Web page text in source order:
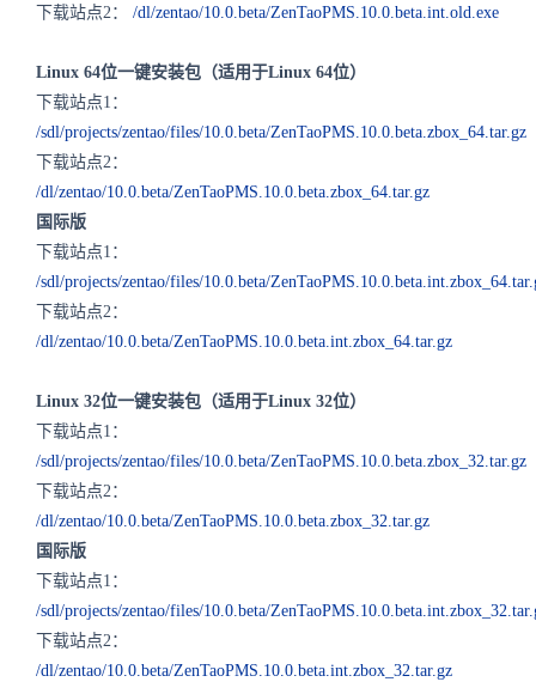
下载站点2： /dl/zentao/10.0.beta/ZenTaoPMS.10.0.beta.int.old.exe
Linux 64位一键安装包（适用于Linux 64位）
下载站点1：
/sdl/projects/zentao/files/10.0.beta/ZenTaoPMS.10.0.beta.zbox_64.tar.gz
下载站点2：
/dl/zentao/10.0.beta/ZenTaoPMS.10.0.beta.zbox_64.tar.gz
国际版
下载站点1：
/sdl/projects/zentao/files/10.0.beta/
下载站点2：
/dl/zentao/10.0.beta/ZenTaoPMS.10.0.beta.int.zbox_64.tar.gz
Linux 32位一键安装包（适用于Linux 32位）
下载站点1：
/sdl/projects/zentao/files/10.0.beta/ZenTaoPMS.10.0.beta.zbox_32.tar.gz
下载站点2：
/dl/zentao/10.0.beta/ZenTaoPMS.10.0.beta.zbox_32.tar.gz
国际版
下载站点1：
/sdl/projects/zentao/files/10.0.beta/
下载站点2：
/dl/zentao/10.0.beta/ZenTaoPMS.10.0.beta.int.zbox_32.tar.gz